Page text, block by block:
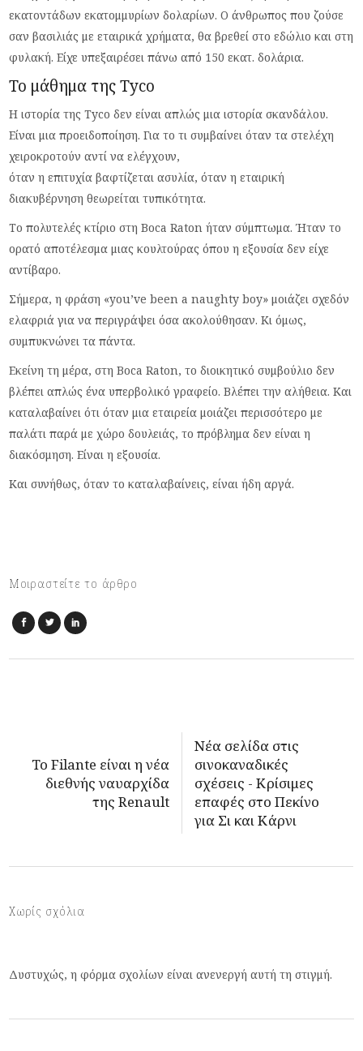
εκατοντάδων εκατομμυρίων δολαρίων. Ο άνθρωπος που ζούσε
σαν βασιλιάς με εταιρικά χρήματα, θα βρεθεί στο εδώλιο και στη
φυλακή. Είχε υπεξαιρέσει πάνω από 150 εκατ. δολάρια.
Το μάθημα της Tyco
Η ιστορία της Tyco δεν είναι απλώς μια ιστορία σκανδάλου.
Είναι μια προειδοποίηση. Για το τι συμβαίνει όταν τα στελέχη
χειροκροτούν αντί να ελέγχουν,
όταν η επιτυχία βαφτίζεται ασυλία, όταν η εταιρική
διακυβέρνηση θεωρείται τυπικότητα.
Το πολυτελές κτίριο στη Boca Raton ήταν σύμπτωμα. Ήταν το
ορατό αποτέλεσμα μιας κουλτούρας όπου η εξουσία δεν είχε
αντίβαρο.
Σήμερα, η φράση «you’ve been a naughty boy» μοιάζει σχεδόν
ελαφριά για να περιγράψει όσα ακολούθησαν. Κι όμως,
συμπυκνώνει τα πάντα.
Εκείνη τη μέρα, στη Boca Raton, το διοικητικό συμβούλιο δεν
βλέπει απλώς ένα υπερβολικό γραφείο. Βλέπει την αλήθεια. Και
καταλαβαίνει ότι όταν μια εταιρεία μοιάζει περισσότερο με
παλάτι παρά με χώρο δουλειάς, το πρόβλημα δεν είναι η
διακόσμηση. Είναι η εξουσία.
Και συνήθως, όταν το καταλαβαίνεις, είναι ήδη αργά.
Μοιραστείτε το άρθρο
Το Filante είναι η νέα
διεθνής ναυαρχίδα
της Renault
Νέα σελίδα στις
σινοκαναδικές
σχέσεις - Κρίσιμες
επαφές στο Πεκίνο
για Σι και Κάρνι
Χωρίς σχόλια
Δυστυχώς, η φόρμα σχολίων είναι ανενεργή αυτή τη στιγμή.